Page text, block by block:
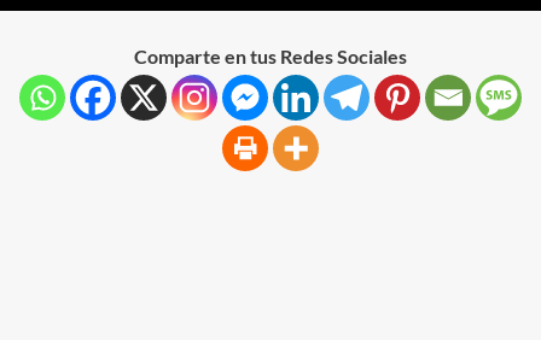
Comparte en tus Redes Sociales